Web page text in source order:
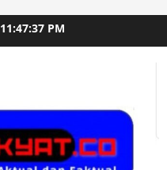
11:47:39 PM